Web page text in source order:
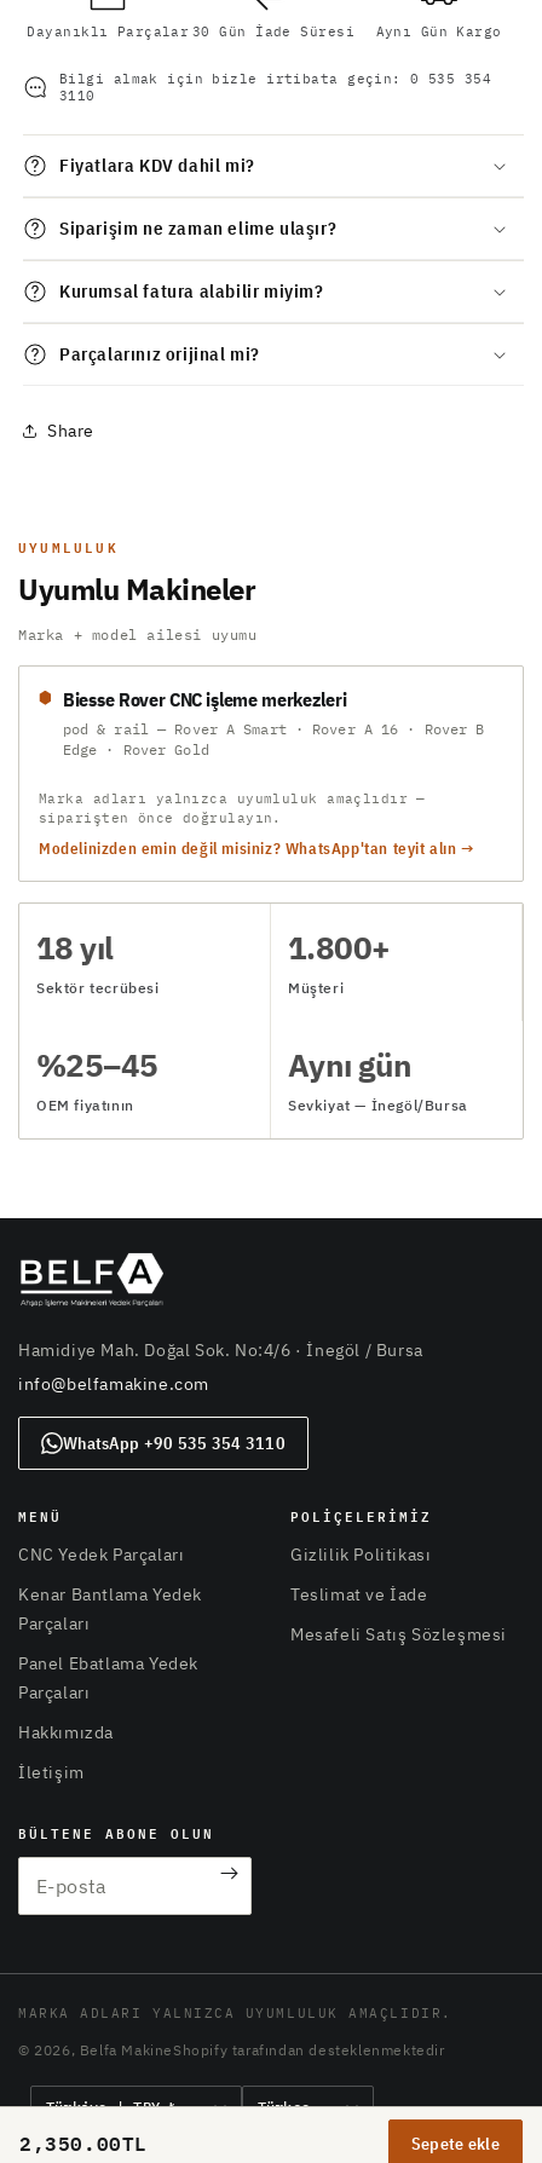
Dayanıklı Parçalar 30 Gün İade Süresi Aynı Gün Kargo
Bilgi almak için bizle irtibata geçin:0 535 354
3110
Fiyatlara KDV dahil mi?
Siparişim ne zaman elime ulaşır?
Kurumsal fatura alabilir miyim?
Parçalarınız orijinal mi?
Share
UYUMLULUK
Uyumlu Makineler
Marka + model ailesi uyumu
Biesse Rover CNC işleme merkezleri
pod & rail — Rover A Smart · Rover A 16 · Rover B
Edge · Rover Gold
Marka adları yalnızca uyumluluk amaçlıdır —
siparişten önce doğrulayın.
Modelinizden emin değil misiniz? WhatsApp'tan teyit alın →
18 yıl
Sektör tecrübesi
1.800+
Müşteri
%25–45
OEM fiyatının
Aynı gün
Sevkiyat — İnegöl/Bursa
2,350.00TL Sepete ekle
Hamidiye Mah. Doğal Sok. No:4/6 · İnegöl / Bursa
info@belfamakine.com
WhatsApp +90 535 354 3110
MENÜ
CNC Yedek Parçaları
Kenar Bantlama Yedek
Parçaları
Panel Ebatlama Yedek
Parçaları
Hakkımızda
İletişim
POLIÇELERIMIZ
Gizlilik Politikası
Teslimat ve İade
Mesafeli Satış Sözleşmesi
BÜLTENE ABONE OLUN
E-posta
MARKA ADLARI YALNIZCA UYUMLULUK AMAÇLIDIR.
© 2026, Belfa Makine Shopify tarafından desteklenmektedir
Ü
k
Türkiye | TRY ₺
D
Türkçe
Ödeme
yöntemleri